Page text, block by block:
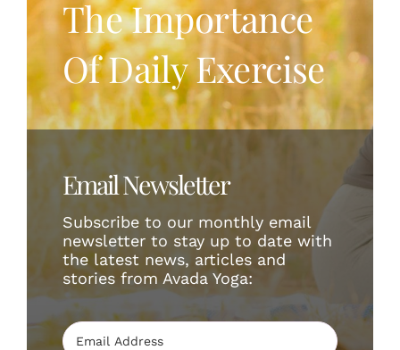
Login
English
The Importance
Of Daily Exercise
Email Newsletter
Subscribe to our monthly email
newsletter to stay up to date with
the latest news, articles and
stories from Avada Yoga: